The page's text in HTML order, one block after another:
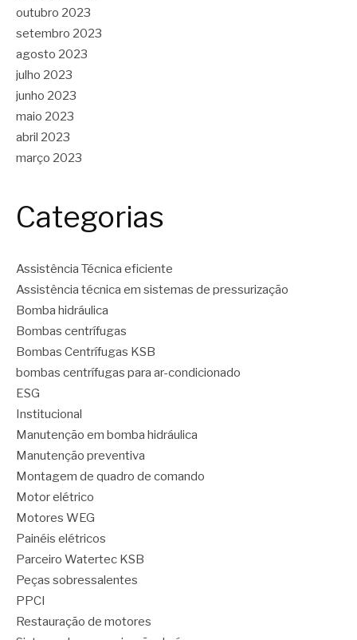
outubro 2023
setembro 2023
agosto 2023
julho 2023
junho 2023
maio 2023
abril 2023
março 2023
Categorias
Assistência Técnica eficiente
Assistência técnica em sistemas de pressurização
Bomba hidráulica
Bombas centrífugas
Bombas Centrífugas KSB
bombas centrífugas para ar-condicionado
ESG
Institucional
Manutenção em bomba hidráulica
Manutenção preventiva
Montagem de quadro de comando
Motor elétrico
Motores WEG
Painéis elétricos
Parceiro Watertec KSB
Peças sobressalentes
PPCI
Restauração de motores